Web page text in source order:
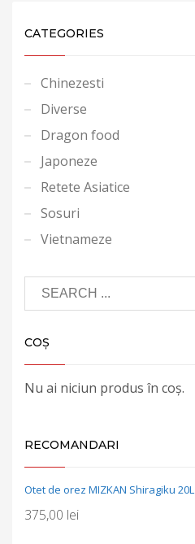
CATEGORIES
Chinezesti
Diverse
Dragon food
Japoneze
Retete Asiatice
Sosuri
Vietnameze
COȘ
Nu ai niciun produs în coș.
RECOMANDARI
Otet de orez MIZKAN Shiragiku 20L
375,00 lei